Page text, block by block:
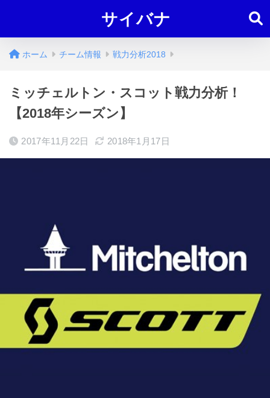
サイバナ
ホーム チーム情報 戦力分析2018
ミッチェルトン・スコット戦力分析！
【2018年シーズン】
2017年11月22日 2018年1月17日